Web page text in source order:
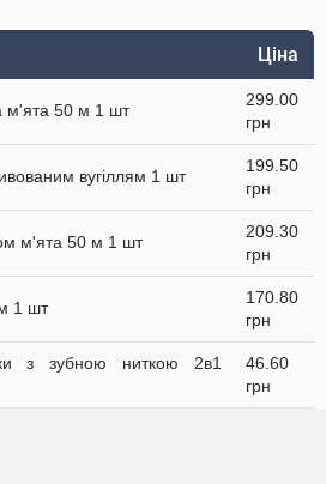
Ціна
м'ята 50 м 1 шт
299.00
грн
вугіллям 1 шт
199.50
грн
м'ята 50 м 1 шт
209.30
грн
1 шт
170.80
грн
з зубною ниткою 2в1
46.60
грн